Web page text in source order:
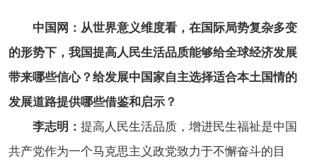
中国网：从世界意义维度看，在国际局势复杂多变
的形势下，我国提高人民生活品质能够给全球经济发展
带来哪些信心？给发展中国家自主选择适合本土国情的
发展道路提供哪些借鉴和启示？
李志明： 提高人民生活品质，增进民生福祉是中国
共产党作为一个马克思主义政党致力于不懈奋斗的目